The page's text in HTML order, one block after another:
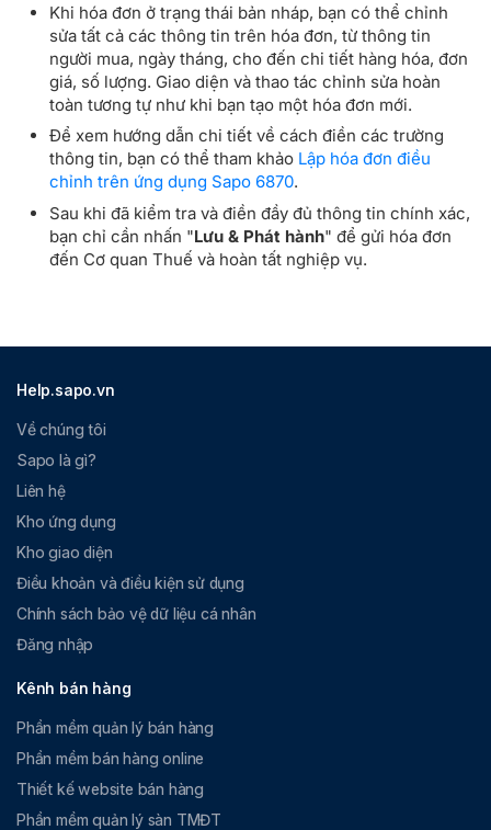
Khi hóa đơn ở trạng thái bản nháp, bạn có thể chỉnh
sửa tất cả các thông tin trên hóa đơn, từ thông tin
người mua, ngày tháng, cho đến chi tiết hàng hóa, đơn
giá, số lượng. Giao diện và thao tác chỉnh sửa hoàn
toàn tương tự như khi bạn tạo một hóa đơn mới.
Để xem hướng dẫn chi tiết về cách điền các trường
thông tin, bạn có thể tham khảo Lập hóa đơn điều
chỉnh trên ứng dụng Sapo 6870.
Sau khi đã kiểm tra và điền đầy đủ thông tin chính xác,
bạn chỉ cần nhấn "Lưu & Phát hành" để gửi hóa đơn
đến Cơ quan Thuế và hoàn tất nghiệp vụ.
Help.sapo.vn
Về chúng tôi
Sapo là gì?
Liên hệ
Kho ứng dụng
Kho giao diện
Điều khoản và điều kiện sử dụng
Chính sách bảo vệ dữ liệu cá nhân
Đăng nhập
Kênh bán hàng
Phần mềm quản lý bán hàng
Phần mềm bán hàng online
Thiết kế website bán hàng
Phần mềm quản lý sàn TMĐT